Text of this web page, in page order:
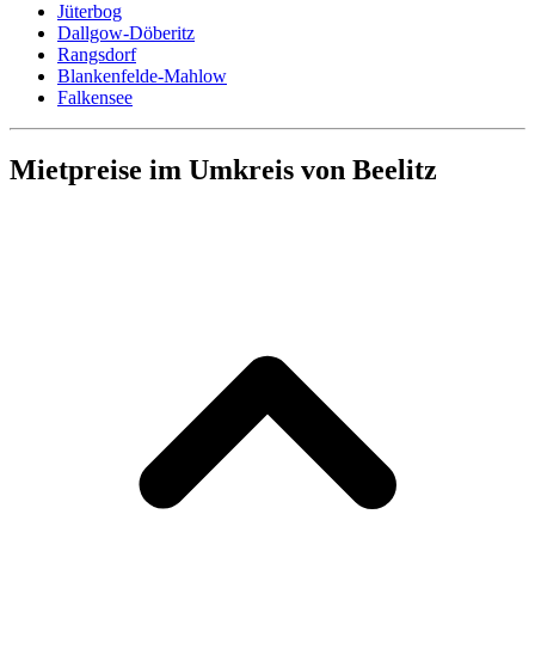
Jüterbog
Dallgow-Döberitz
Rangsdorf
Blankenfelde-Mahlow
Falkensee
Mietpreise im Umkreis von Beelitz